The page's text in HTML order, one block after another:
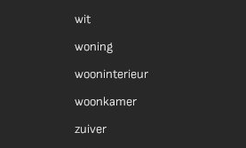
wit
woning
wooninterieur
woonkamer
zuiver